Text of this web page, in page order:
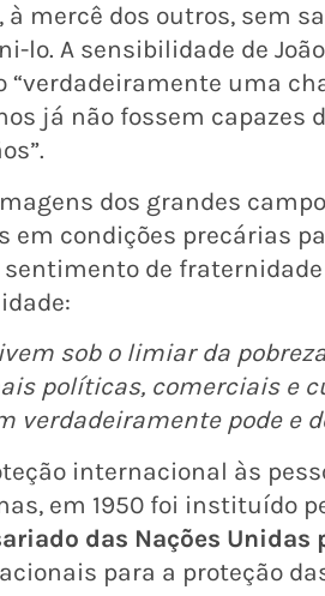
mercê dos outros, sem
lo. A sensibilidade de
“verdadeiramente uma
já não fossem
dos grandes
em condições precárias
de
sob o limiar da
políticas, comerciais e
verdadeiramente pode e
internacional às
em 1950 foi instituído
das Nações Unidas
para a proteção